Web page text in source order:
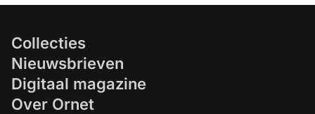
Collecties
Nieuwsbrieven
Digitaal magazine
Over Ornet